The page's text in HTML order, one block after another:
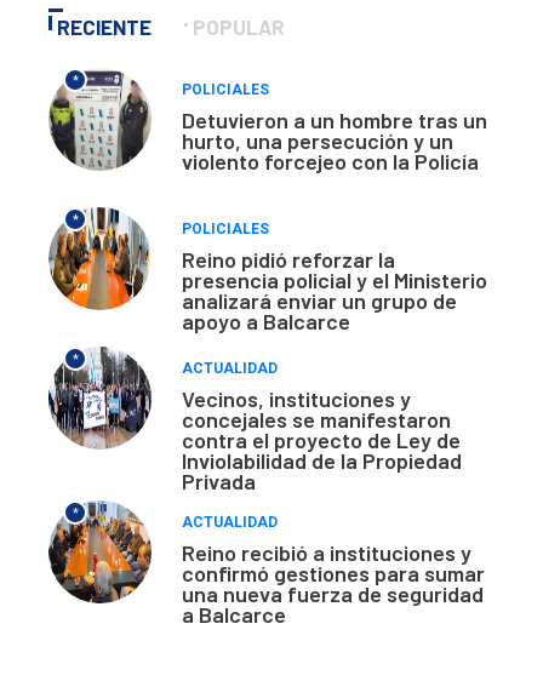
RECIENTE POPULAR
*
POLICIALES
Detuvieron a un hombre tras un
hurto, una persecución y un
violento forcejeo con la Policía
*
POLICIALES
Reino pidió reforzar la
presencia policial y el Ministerio
analizará enviar un grupo de
apoyo a Balcarce
*
ACTUALIDAD
Vecinos, instituciones y
concejales se manifestaron
contra el proyecto de Ley de
Inviolabilidad de la Propiedad
Privada
*
ACTUALIDAD
Reino recibió a instituciones y
confirmó gestiones para sumar
una nueva fuerza de seguridad
a Balcarce